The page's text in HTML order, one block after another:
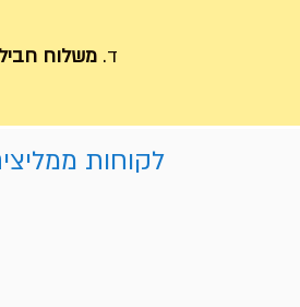
ד. משלוח
לקוחות